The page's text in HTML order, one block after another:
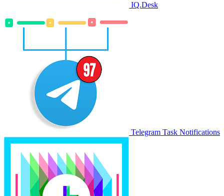
IQ.Desk
Telegram Task Notifications